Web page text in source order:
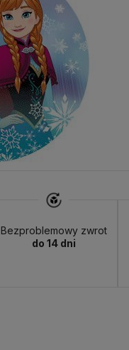
Bezproblemowy zwrot
do 14 dni